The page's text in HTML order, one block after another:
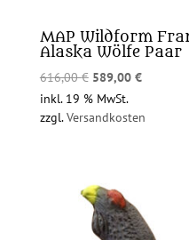
MAP Wildform
Alaska Wölfe Paar
616,00€ Ursprünglicher
Preis
war:
589,00 €Aktueller
ist:
inkl. 19 % MwSt.
zzgl.Versandkosten